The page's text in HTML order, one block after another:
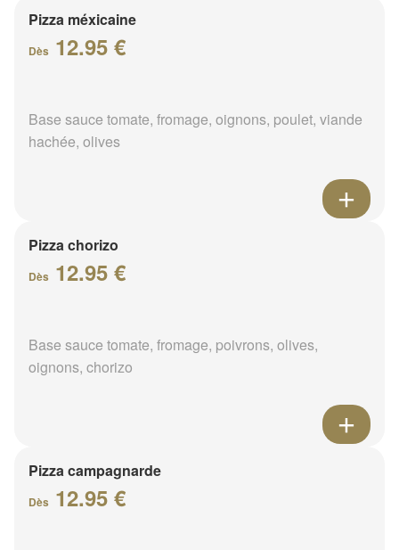
Pizza méxicaine
Dès 12.95 €
Base sauce tomate, fromage, oignons, poulet, viande
hachée, olives
Pizza chorizo
Dès 12.95 €
Base sauce tomate, fromage, poivrons, olives,
oignons, chorizo
Pizza campagnarde
Dès 12.95 €